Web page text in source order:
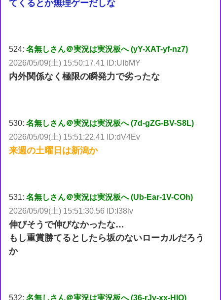
てくるとか無理ゲーだしな
524:名無しさん＠実況は実況板へ (yY-XAT-yf-nz7)
2026/05/09(土) 15:50:17.41 ID:UIbMY
内外関係なく極限の瞬発力で劣ったな
530:名無しさん＠実況は実況板へ (7d-gZG-BV-S8L)
2026/05/09(土) 15:51:22.41 ID:dV4Ev
来週の土曜日は新潟か
531:名無しさん＠実況は実況板へ (Ub-Ear-1V-COh)
2026/05/09(土) 15:51:30.56 ID:I38lv
伸びそうで伸びなかったな…
もし重賞勝てるとしたら坂のないローカルだろう
か
532:名無しさん＠実況は実況板へ (36-rJy-xx-HIQ)